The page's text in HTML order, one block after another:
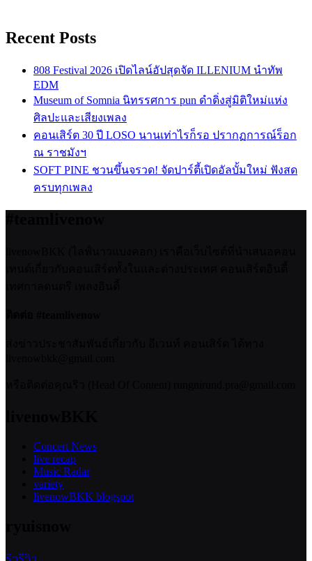
Recent Posts
808 Festival 2026 เปิดไลน์อัปสุดจัด ILLENIUM นำทัพ
EDM
Museum of Somnia นิทรรศการ pun ดำดิ่งสู่มิติใหม่แห่ง
ศิลปะและเสียงเพลง
คอนเสิร์ต 30 ปี LOSO นานเท่าไรก็รอ ปรากฏการณ์ร็อก
ณ ราชมังฯ
SOFT PINE ชวนขึ้นจรวด! จัดปาร์ตี้เปิดอัลบั้มใหม่ ฟังสด
ครบทุกเพลง
Concert News
live recap
Music Radar
variety
livenowBKK blogspot
ริวรีวิว